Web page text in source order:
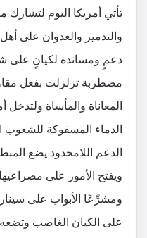
تأتي أمريكا اليوم
والتدمير والعدوان على
دعمٍ ومساندة لكيانٍ على
مضطربة تزلزلت بفعل
المعاناة والمأساة
الدماء المسفوكة للشعوب
الدعم اللامحدود يضع
ويفتح الأمور على
ومشرِّعًا الأبواب على
على الكيان الغاصب